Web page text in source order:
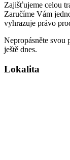
Zajišťujeme celou
Zaručíme Vám
vyhrazuje právo
Nepropásněte svou
ještě dnes.
Lokalita